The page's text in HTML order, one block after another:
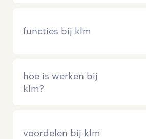
functies bij klm
hoe is werken bij
klm?
voordelen bij klm